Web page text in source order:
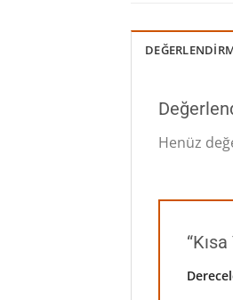
Henüz